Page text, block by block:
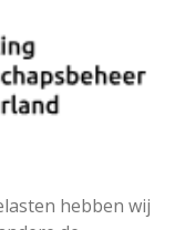
hebben wij